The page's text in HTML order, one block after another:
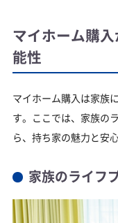
まるっと住
ハウスメーカー
住宅の専門家と
マイホーム
予算計画と資金
購入後のサポー
諸費用の内訳と
マイホーム購
能性
マイホーム購入は家族
す。ここでは、家族の
ら、持ち家の魅力と安
家族のライフ